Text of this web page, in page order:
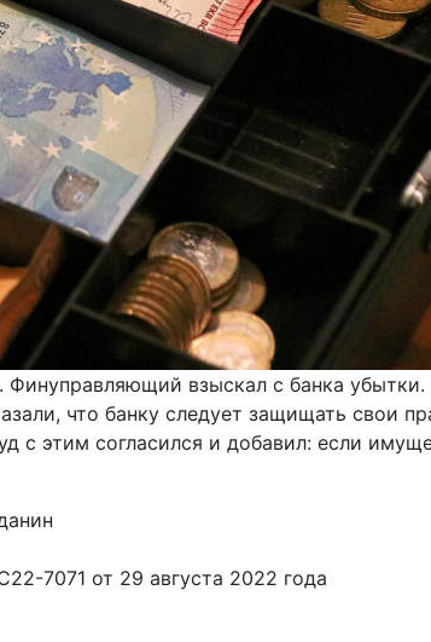
взыскал с банка
что банку следует защищать свои
с этим согласился и добавил: если
7071 от 29 августа 2022 года